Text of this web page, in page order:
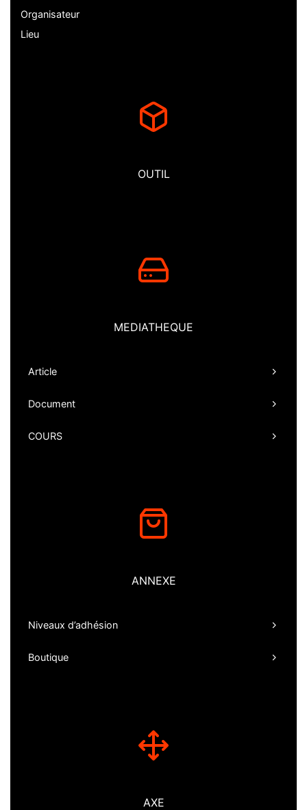
Organisateur
Lieu
OUTIL
MEDIATHEQUE
Article
Document
COURS
ANNEXE
Niveaux d’adhésion
Boutique
AXE